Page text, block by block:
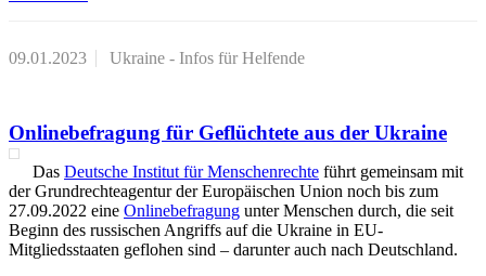
09.01.2023 Ukraine - Infos für Helfende
Onlinebefragung für Geflüchtete aus der Ukraine
Das Deutsche Institut für Menschenrechte führt gemeinsam mit
der Grundrechteagentur der Europäischen Union noch bis zum
27.09.2022 eine Onlinebefragung unter Menschen durch, die seit
Beginn des russischen Angriffs auf die Ukraine in EU-
Mitgliedsstaaten geflohen sind – darunter auch nach Deutschland.